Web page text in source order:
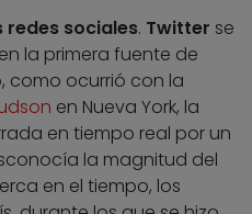
redes sociales. Twitter se
la primera fuente de
como ocurrió con la
en Nueva York, la
en tiempo real por un
la magnitud del
en el tiempo, los